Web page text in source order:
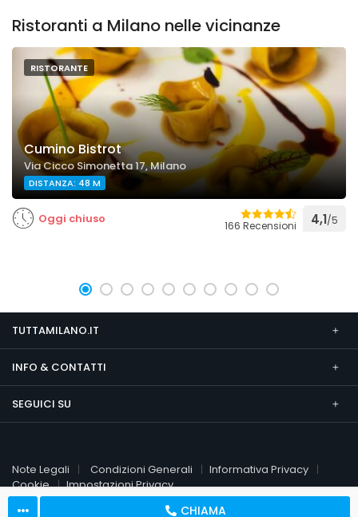
CHIAMA
Ristoranti a Milano nelle vicinanze
RISTORANTE
Cumino Bistrot
Via Cicco Simonetta 17, Milano
DISTANZA: 48 M
Oggi chiuso 166 Recensioni 4,1/5
TUTTAMILANO.IT
INFO & CONTATTI
SEGUICI SU
Note Legali Condizioni Generali
Informativa Privacy
Cookie
Impostazioni Privacy